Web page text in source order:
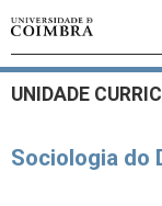
UNIDADE
Sociologia do